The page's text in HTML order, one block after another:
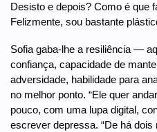
Desisto e depois? Como é que
Felizmente, sou bastante
Sofia gaba-lhe a resiliência —
confiança, capacidade de
adversidade, habilidade para
no melhor ponto. “Ele quer
pouco, com uma lupa digital,
escrever depressa. “De há